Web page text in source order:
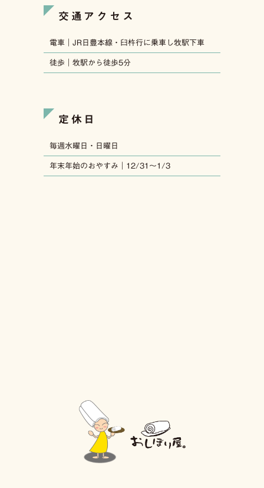
交通アクセス
電車｜JR日豊本線・臼杵行に乗車し牧駅下車
徒歩｜牧駅から徒歩5分
定休日
毎週水曜日・日曜日
年末年始のおやすみ｜12/31〜1/3